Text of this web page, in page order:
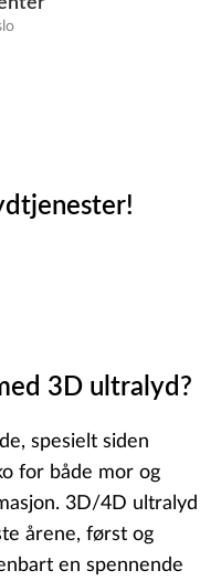
3D ultralyd?
spesielt siden
for både mor og
3D/4D ultralyd
årene, først og
en spennende